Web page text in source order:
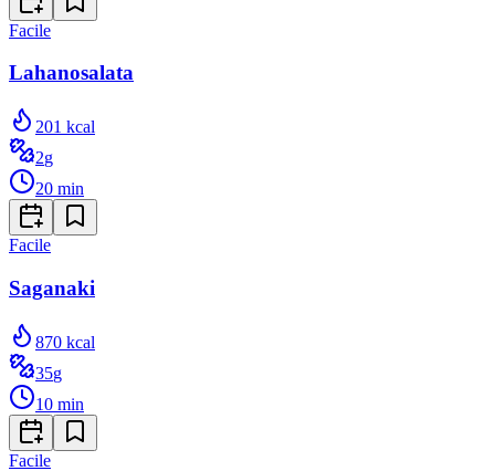
Facile
Lahanosalata
201 kcal
2g
20 min
Facile
Saganaki
870 kcal
35g
10 min
Facile